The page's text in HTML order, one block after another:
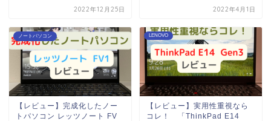
2022年12月25日 2022年4月1日
ノートパソコン
【レビュー】完成化したノー
トパソコン レッツノート FV
LENOVO
【レビュー】実用性重視なら
コレ！ 「ThinkPad E14